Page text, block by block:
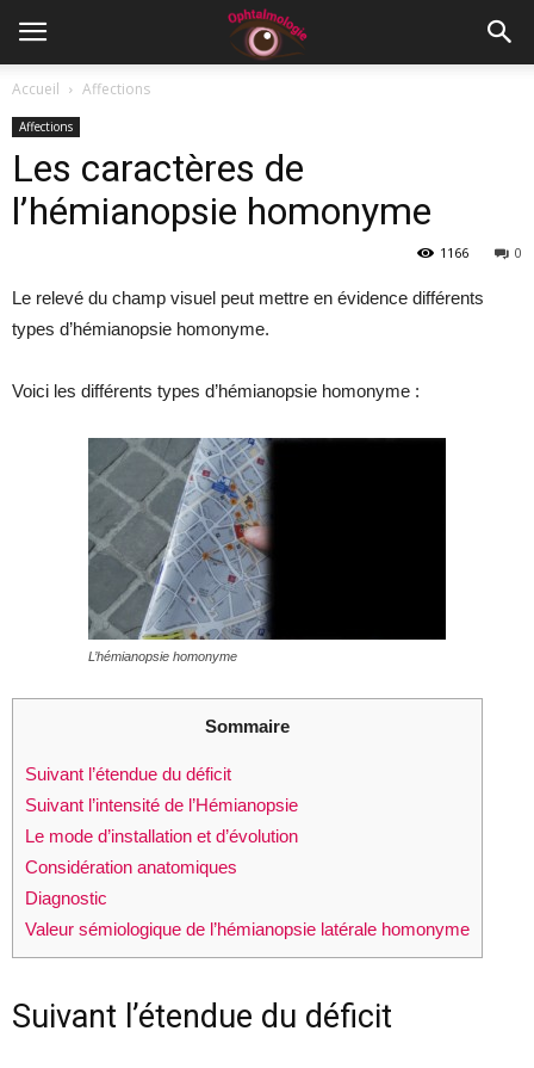
Accueil Affections
Affections
Les caractères de
l’hémianopsie homonyme
0
1166
Le relevé du champ visuel peut mettre en évidence différents
types d’hémianopsie homonyme.
Voici les différents types d’hémianopsie homonyme :
L’hémianopsie homonyme
Sommaire
Suivant l’étendue du déficit
Suivant l’intensité de l’Hémianopsie
Le mode d’installation et d’évolution
Considération anatomiques
Diagnostic
Valeur sémiologique de l’hémianopsie latérale homonyme
Suivant l’étendue du déficit